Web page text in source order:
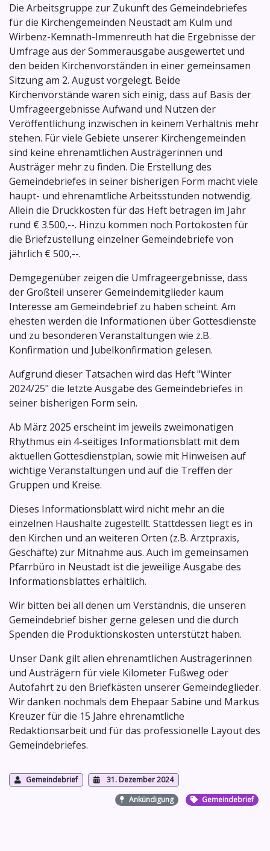
Die Arbeitsgruppe zur Zukunft des Gemeindebriefes
für die Kirchengemeinden Neustadt am Kulm und
Wirbenz-Kemnath-Immenreuth hat die Ergebnisse der
Umfrage aus der Sommerausgabe ausgewertet und
den beiden Kirchenvorständen in einer gemeinsamen
Sitzung am 2. August vorgelegt. Beide
Kirchenvorstände waren sich einig, dass auf Basis der
Umfrageergebnisse Aufwand und Nutzen der
Veröffentlichung inzwischen in keinem Verhältnis mehr
stehen. Für viele Gebiete unserer Kirchengemeinden
sind keine ehrenamtlichen Austrägerinnen und
Austräger mehr zu finden. Die Erstellung des
Gemeindebriefes in seiner bisherigen Form macht viele
haupt- und ehrenamtliche Arbeitsstunden notwendig.
Allein die Druckkosten für das Heft betragen im Jahr
rund € 3.500,--. Hinzu kommen noch Portokosten für
die Briefzustellung einzelner Gemeindebriefe von
jährlich € 500,--.
Demgegenüber zeigen die Umfrageergebnisse, dass
der Großteil unserer Gemeindemitglieder kaum
Interesse am Gemeindebrief zu haben scheint. Am
ehesten werden die Informationen über Gottesdienste
und zu besonderen Veranstaltungen wie z.B.
Konfirmation und Jubelkonfirmation gelesen.
Aufgrund dieser Tatsachen wird das Heft "Winter
2024/25" die letzte Ausgabe des Gemeindebriefes in
seiner bisherigen Form sein.
Ab März 2025 erscheint im jeweils zweimonatigen
Rhythmus ein 4-seitiges Informationsblatt mit dem
aktuellen Gottesdienstplan, sowie mit Hinweisen auf
wichtige Veranstaltungen und auf die Treffen der
Gruppen und Kreise.
Dieses Informationsblatt wird nicht mehr an die
einzelnen Haushalte zugestellt. Stattdessen liegt es in
den Kirchen und an weiteren Orten (z.B. Arztpraxis,
Geschäfte) zur Mitnahme aus. Auch im gemeinsamen
Pfarrbüro in Neustadt ist die jeweilige Ausgabe des
Informationsblattes erhältlich.
Wir bitten bei all denen um Verständnis, die unseren
Gemeindebrief bisher gerne gelesen und die durch
Spenden die Produktionskosten unterstützt haben.
Unser Dank gilt allen ehrenamtlichen Austrägerinnen
und Austrägern für viele Kilometer Fußweg oder
Autofahrt zu den Briefkästen unserer Gemeindeglieder.
Wir danken nochmals dem Ehepaar Sabine und Markus
Kreuzer für die 15 Jahre ehrenamtliche
Redaktionsarbeit und für das professionelle Layout des
Gemeindebriefes.
Gemeindebrief
31. Dezember 2024
Ankündigung
Gemeindebrief